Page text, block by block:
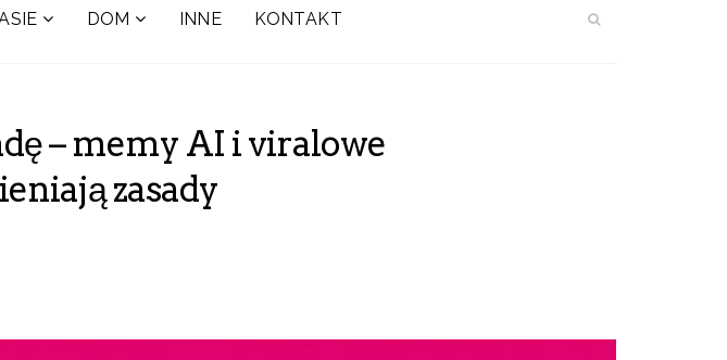
DOM INNE KONTAKT
– memy AI i viralowe
zasady